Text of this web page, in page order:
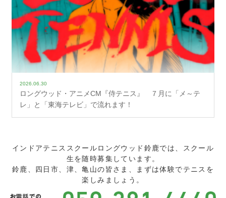
2026.06.30
ロングウッド・アニメCM『侍テニス』 ７月に「メ～テ
レ」と「東海テレビ」で流れます！
インドアテニススクールロングウッド鈴鹿では、スクール
生を随時募集しています。
鈴鹿、四日市、津、亀山の皆さま、まずは体験でテニスを
楽しみましょう。